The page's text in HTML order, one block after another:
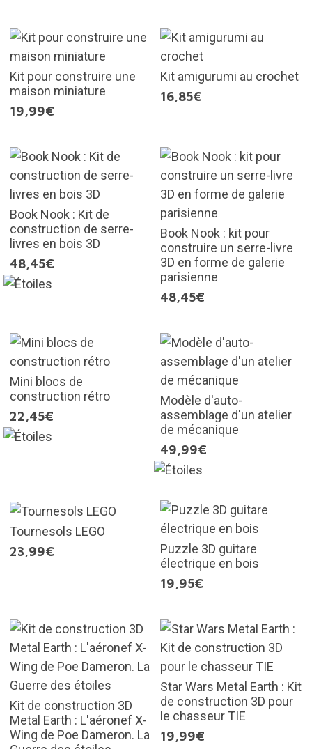
Kit pour construire une
maison miniature
19,99€
Kit amigurumi au crochet
16,85€
Book Nook : Kit de
construction de serre-
livres en bois 3D
48,45€
Book Nook : kit pour
construire un serre-livre
3D en forme de galerie
parisienne
48,45€
Mini blocs de
construction rétro
22,45€
Modèle d'auto-
assemblage d'un atelier
de mécanique
49,99€
Tournesols LEGO
23,99€
Puzzle 3D guitare
électrique en bois
19,95€
Kit de construction 3D
Metal Earth : L'aéronef X-
Wing de Poe Dameron. La
Star Wars Metal Earth : Kit
de construction 3D pour
le chasseur TIE
19,99€